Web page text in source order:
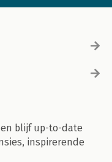
blijf up-to-date
inspirerende